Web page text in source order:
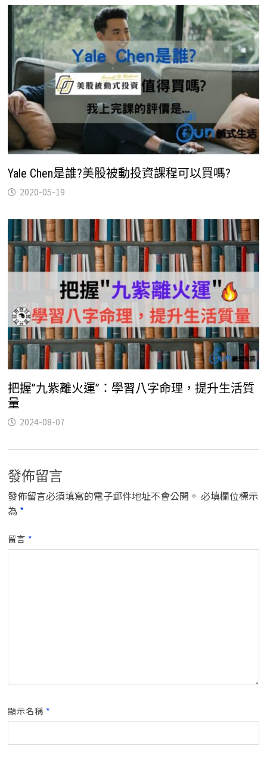
Yale Chen是誰?美股被動投資課程可以買嗎?
2020-05-19
把握”九紫離火運”：學習八字命理，提升生活質
量
2024-08-07
發佈留言
發佈留言必須填寫的電子郵件地址不會公開。 必填欄位標示
為 *
留言 *
顯示名稱 *